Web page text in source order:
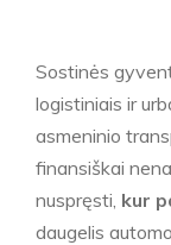
Sostinės
logistiniais ir
asmeninio
finansiškai
nuspręsti, kur
daugelis